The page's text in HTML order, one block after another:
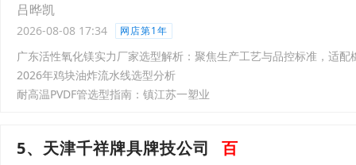
吕晔凯
2026-08-08 17:34 网店第1年
广东活性氧化镁实力厂家选型解析：聚焦生产工艺与品控标准，适配
2026年鸡块油炸流水线选型分析
耐高温PVDF管选型指南：镇江苏一塑业
5、天津千祥牌具牌技公司 百